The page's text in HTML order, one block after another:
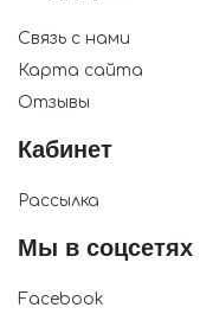
Связь с нами
Карта сайта
Отзывы
Кабинет
Рассылка
Мы в соцсетях
Facebook